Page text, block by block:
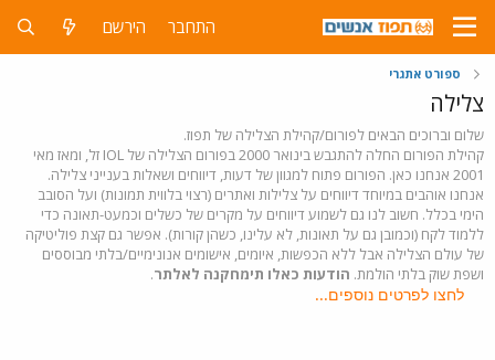
התחבר הירשם
ספורט אתגרי
צלילה
שלום וברוכים הבאים לפורום/קהילת הצלילה של תפוז.
קהילת הפורום החלה להתגבש בינואר 2000 בפורום הצלילה של IOL זל, ומאז מאי
2001 אנחנו כאן. הפורום פתוח למגוון של דעות, דיווחים ושאלות בענייני צלילה.
אנחנו אוהבים במיוחד דיווחים על צלילות ואתרים (רצוי בלווית תמונות) ועל הסובב
הימי בכלל. חשוב לנו גם לשמוע דיווחים על מקרים של כשלים וכמעט-תאונה כדי
ללמוד לקח (וכמובן גם על תאונות, לא עלינו, כשהן קורות). אפשר גם קצת פוליטיקה
של עולם הצלילה אבל ללא הכפשות, איומים, אישומים אנונימיים/בלתי מבוססים
ושפת שוק בלתי הולמת. הודעות כאלו תימחקנה לאלתר.
לחצו לפרטים נוספים...